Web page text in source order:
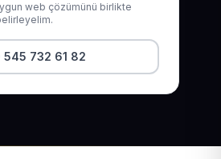
web çözümünü birlikte
545 732 61 82